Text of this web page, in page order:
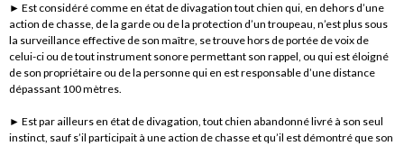
► Est considéré comme en état de divagation tout chien qui, en dehors d’une
action de chasse, de la garde ou de la protection d’un troupeau, n’est plus sous
la surveillance effective de son maître, se trouve hors de portée de voix de
celui-ci ou de tout instrument sonore permettant son rappel, ou qui est éloigné
de son propriétaire ou de la personne qui en est responsable d’une distance
dépassant 100 mètres.
► Est par ailleurs en état de divagation, tout chien abandonné livré à son seul
instinct, sauf s’il participait à une action de chasse et qu’il est démontré que son